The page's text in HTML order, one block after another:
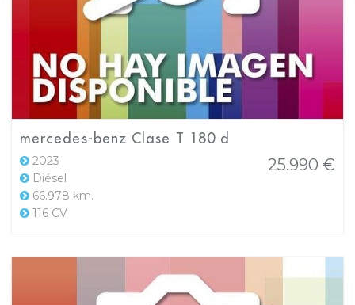
mercedes-benz Clase T 180 d
2023
Diésel
66.978 km.
116 CV
25.990 €